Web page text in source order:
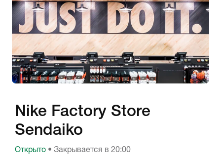
Nike Factory Store
Sendaiko
Открыто • Закрывается в 20:00